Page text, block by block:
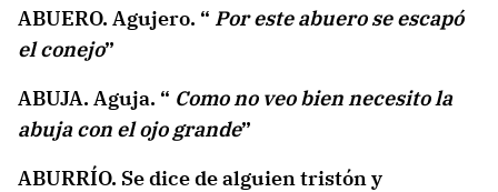
ABUERO. Agujero. “ Por este abuero se escapó
el conejo”
ABUJA. Aguja. “ Como no veo bien necesito la
abuja con el ojo grande”
ABURRÍO. Se dice de alguien tristón y